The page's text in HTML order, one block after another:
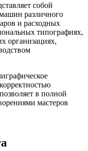
собой
различного
и расходных
типографиях,
организациях,
в полной
мастеров